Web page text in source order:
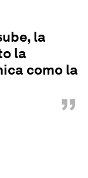
la
la
como la
”